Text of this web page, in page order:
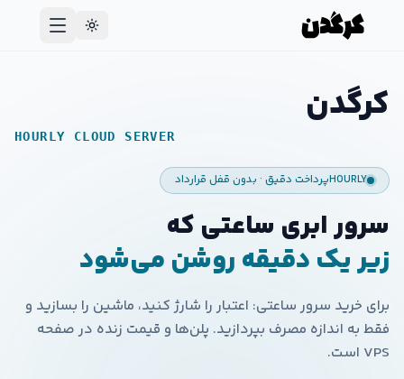
کرگدن
HOURLY CLOUD SERVER
HOURLYپرداخت دقیق · بدون قفل قرارداد
سرور ابری ساعتی که
زیر یک دقیقه روشن می‌شود
برای خرید سرور ساعتی: اعتبار را شارژ کنید، ماشین را بسازید و
فقط به اندازه مصرف بپردازید. پلن‌ها و قیمت زنده در صفحه
VPS است.